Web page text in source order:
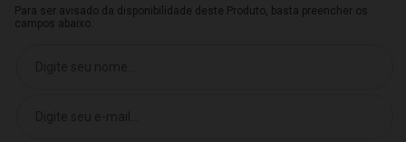
Para ser avisado da disponibilidade deste Produto, basta preencher os
campos abaixo.